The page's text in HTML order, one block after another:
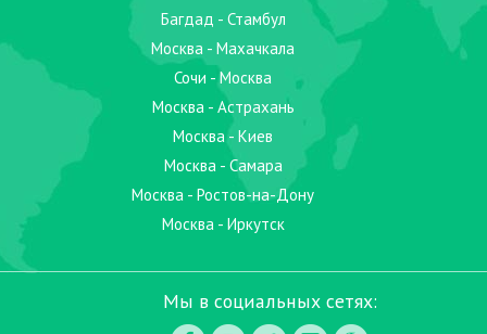
Багдад - Стамбул
Москва - Махачкала
Сочи - Москва
Москва - Астрахань
Москва - Киев
Москва - Самара
Москва - Ростов-на-Дону
Москва - Иркутск
Мы в социальных сетях: